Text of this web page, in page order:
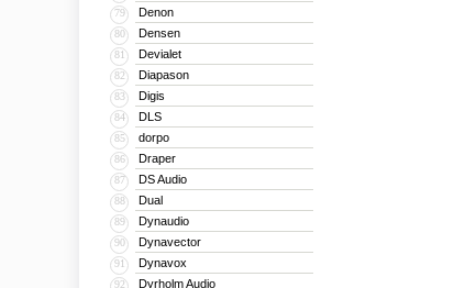
79 Denon
80 Densen
81 Devialet
82 Diapason
83 Digis
84 DLS
85 dorpo
86 Draper
87 DS Audio
88 Dual
89 Dynaudio
90 Dynavector
91 Dynavox
92 Dyrholm Audio